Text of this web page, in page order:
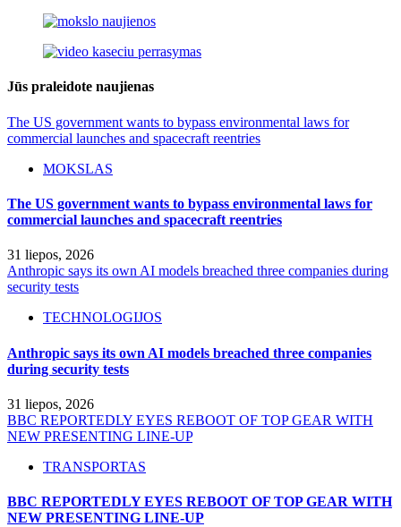
Jūs praleidote naujienas
The US government wants to bypass environmental laws for
commercial launches and spacecraft reentries
MOKSLAS
The US government wants to bypass environmental laws for
commercial launches and spacecraft reentries
31 liepos, 2026
Anthropic says its own AI models breached three companies during
security tests
TECHNOLOGIJOS
Anthropic says its own AI models breached three companies
during security tests
31 liepos, 2026
BBC REPORTEDLY EYES REBOOT OF TOP GEAR WITH
NEW PRESENTING LINE-UP
TRANSPORTAS
BBC REPORTEDLY EYES REBOOT OF TOP GEAR WITH
NEW PRESENTING LINE-UP